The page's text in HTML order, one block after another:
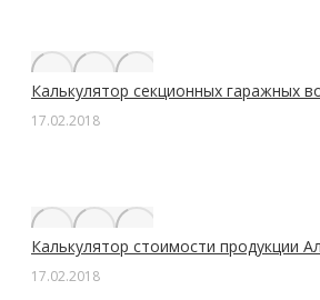
Калькулятор секционных гаражных
17.02.2018
Калькулятор стоимости продукции
17.02.2018